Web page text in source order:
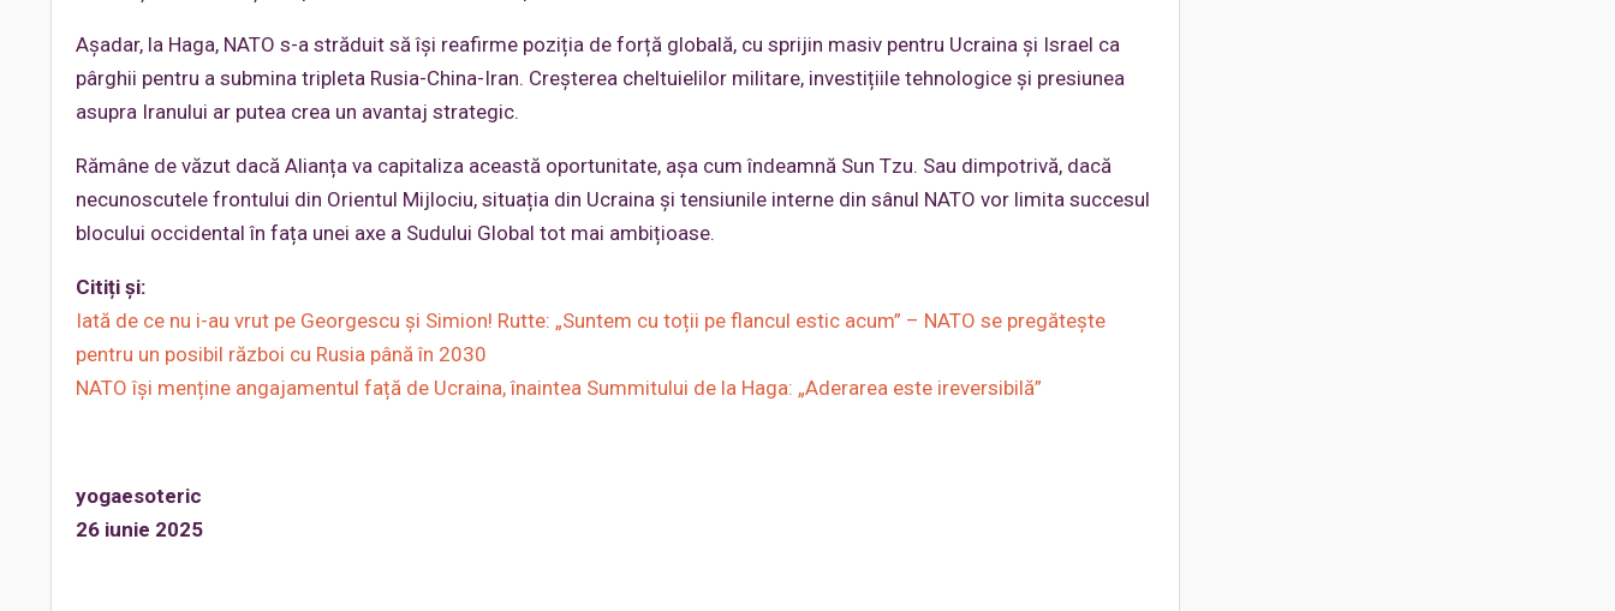
Așadar, la Haga, NATO s-a străduit să își reafirme poziția de forță globală, cu sprijin masiv pentru Ucraina și Israel ca
pârghii pentru a submina tripleta Rusia-China-Iran. Creșterea cheltuielilor militare, investițiile tehnologice și presiunea
asupra Iranului ar putea crea un avantaj strategic.
Rămâne de văzut dacă Alianța va capitaliza această oportunitate, așa cum îndeamnă Sun Tzu. Sau dimpotrivă, dacă
necunoscutele frontului din Orientul Mijlociu, situația din Ucraina și tensiunile interne din sânul NATO vor limita succesul
blocului occidental în fața unei axe a Sudului Global tot mai ambițioase.
Citiți și:
Iată de ce nu i-au vrut pe Georgescu și Simion! Rutte: „Suntem cu toții pe flancul estic acum” – NATO se pregătește
pentru un posibil război cu Rusia până în 2030
NATO își menține angajamentul față de Ucraina, înaintea Summitului de la Haga: „Aderarea este ireversibilă”
yogaesoteric
26 iunie 2025